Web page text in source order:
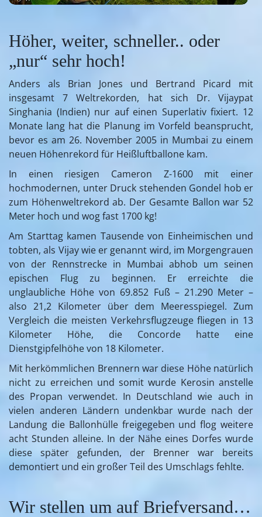
Höher, weiter, schneller.. oder
„nur“ sehr hoch!
Anders als Brian Jones und Bertrand Picard mit
insgesamt 7 Weltrekorden, hat sich Dr. Vijaypat
Singhania (Indien) nur auf einen Superlativ fixiert. 12
Monate lang hat die Planung im Vorfeld beansprucht,
bevor es am 26. November 2005 in Mumbai zu einem
neuen Höhenrekord für Heißluftballone kam.
In einen riesigen Cameron Z-1600 mit einer
hochmodernen, unter Druck stehenden Gondel hob er
zum Höhenweltrekord ab. Der Gesamte Ballon war 52
Meter hoch und wog fast 1700 kg!
Am Starttag kamen Tausende von Einheimischen und
tobten, als Vijay wie er genannt wird, im Morgengrauen
von der Rennstrecke in Mumbai abhob um seinen
epischen Flug zu beginnen. Er erreichte die
unglaubliche Höhe von 69.852 Fuß – 21.290 Meter –
also 21,2 Kilometer über dem Meeresspiegel. Zum
Vergleich die meisten Verkehrsflugzeuge fliegen in 13
Kilometer Höhe, die Concorde hatte eine
Dienstgipfelhöhe von 18 Kilometer.
Mit herkömmlichen Brennern war diese Höhe natürlich
nicht zu erreichen und somit wurde Kerosin anstelle
des Propan verwendet. In Deutschland wie auch in
vielen anderen Ländern undenkbar wurde nach der
Landung die Ballonhülle freigegeben und flog weitere
acht Stunden alleine. In der Nähe eines Dorfes wurde
diese später gefunden, der Brenner war bereits
demontiert und ein großer Teil des Umschlags fehlte.
Wir stellen um auf Briefversand…